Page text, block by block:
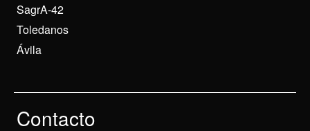
SagrA-42
Toledanos
Ávila
Contacto